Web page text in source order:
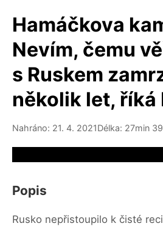
Hamáčkova
Nevím, čemu
s Ruskem
několik let, říká
Nahráno: 21. 4. 2021Délka: 27min
Popis
Rusko nepřistoupilo k čisté